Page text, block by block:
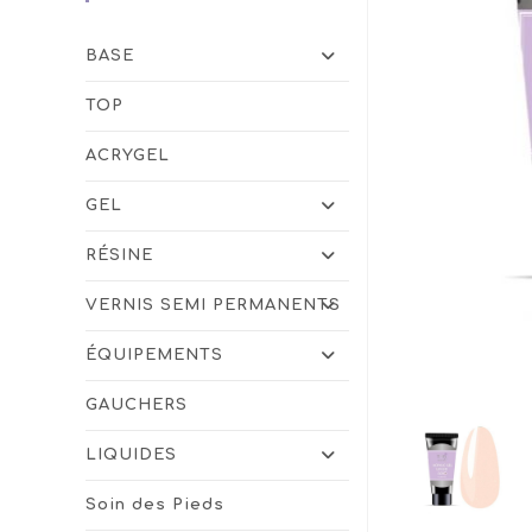
BASE
TOP
ACRYGEL
GEL
RÉSINE
VERNIS SEMI PERMANENTS
ÉQUIPEMENTS
GAUCHERS
LIQUIDES
Soin des Pieds